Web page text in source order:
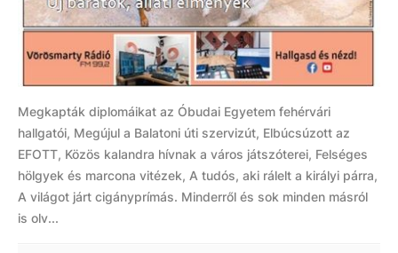
Megkapták diplomáikat az Óbudai Egyetem fehérvári
hallgatói, Megújul a Balatoni úti szervizút, Elbúcsúzott az
EFOTT, Közös kalandra hívnak a város játszóterei, Felséges
hölgyek és marcona vitézek, A tudós, aki rálelt a királyi párra,
A világot járt cigányprímás. Minderről és sok minden másról
is olv...